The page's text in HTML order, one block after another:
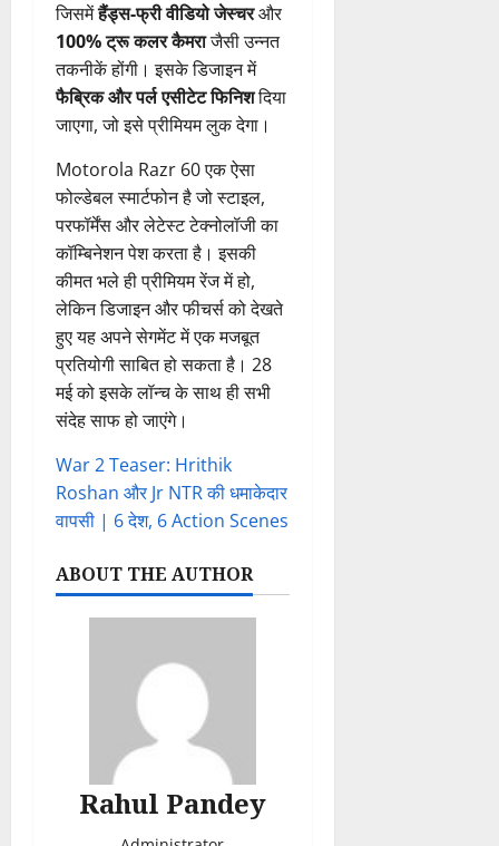
जिसमेंहैंड्स-फ्री वीडियो जेस्चरऔर
100% ट्रू कलर कैमराजैसी उन्नत
तकनीकें होंगी। इसके डिजाइन में
फैब्रिक और पर्ल एसीटेट फिनिशदिया
जाएगा, जो इसे प्रीमियम लुक देगा।
Motorola Razr 60 एक ऐसा
फोल्डेबल स्मार्टफोन है जो स्टाइल,
परफॉर्मेंस और लेटेस्ट टेक्नोलॉजी का
कॉम्बिनेशन पेश करता है। इसकी
कीमत भले ही प्रीमियम रेंज में हो,
लेकिन डिजाइन और फीचर्स को देखते
हुए यह अपने सेगमेंट में एक मजबूत
प्रतियोगी साबित हो सकता है। 28
मई को इसके लॉन्च के साथ ही सभी
संदेह साफ हो जाएंगे।
War 2 Teaser: Hrithik
Roshan और Jr NTR की धमाकेदार
वापसी | 6 देश, 6 Action Scenes
ABOUT THE AUTHOR
Rahul Pandey